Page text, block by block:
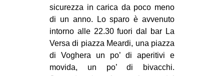
bsky
ms
SEARCH
sicurezza in carica da poco meno
di un anno. Lo sparo è avvenuto
intorno alle 22.30 fuori dal bar La
Versa di piazza Meardi, una piazza
di Voghera un po’ di aperitivi e
movida, un po’ di bivacchi.